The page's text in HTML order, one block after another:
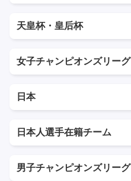
天皇杯・皇后杯
女子チャンピオンズリーグ
日本
日本人選手在籍チーム
男子チャンピオンズリーグ